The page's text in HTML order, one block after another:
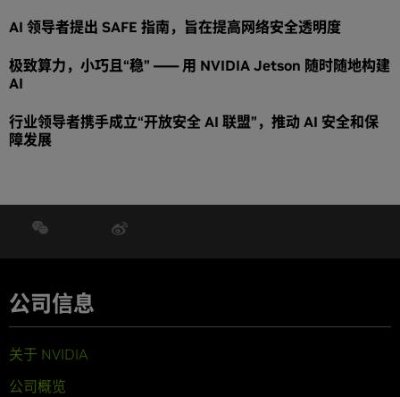
AI 领导者提出 SAFE 指南，旨在提高网络安全透明度
极致算力，小巧且“稳” —— 用 NVIDIA Jetson 随时随地构建
AI
行业领导者携手成立“开放安全 AI 联盟”，推动 AI 安全和保
障发展
公司信息
关于 NVIDIA
公司概览